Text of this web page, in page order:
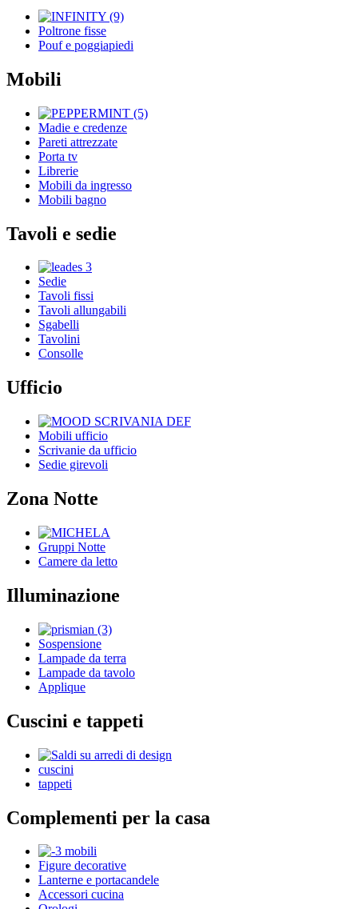
Poltrone fisse
Pouf e poggiapiedi
Mobili
Madie e credenze
Pareti attrezzate
Porta tv
Librerie
Mobili da ingresso
Mobili bagno
Tavoli e sedie
Sedie
Tavoli fissi
Tavoli allungabili
Sgabelli
Tavolini
Consolle
Ufficio
Mobili ufficio
Scrivanie da ufficio
Sedie girevoli
Zona Notte
Gruppi Notte
Camere da letto
Illuminazione
Sospensione
Lampade da terra
Lampade da tavolo
Applique
Cuscini e tappeti
cuscini
tappeti
Complementi per la casa
Figure decorative
Lanterne e portacandele
Accessori cucina